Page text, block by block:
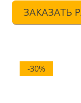
ЗАКАЗАТЬ
-30%